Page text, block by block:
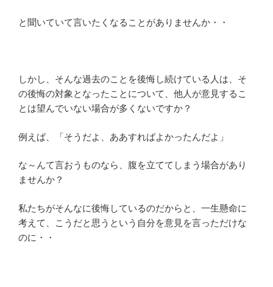
と聞いていて言いたくなることがありませんか・・
しかし、そんな過去のことを後悔し続けている人は、そ
の後悔の対象となったことについて、他人が意見するこ
とは望んでいない場合が多くないですか？
例えば、「そうだよ、ああすればよかったんだよ」
な～んて言おうものなら、腹を立ててしまう場合があり
ませんか？
私たちがそんなに後悔しているのだからと、一生懸命に
考えて、こうだと思うという自分を意見を言っただけな
のに・・